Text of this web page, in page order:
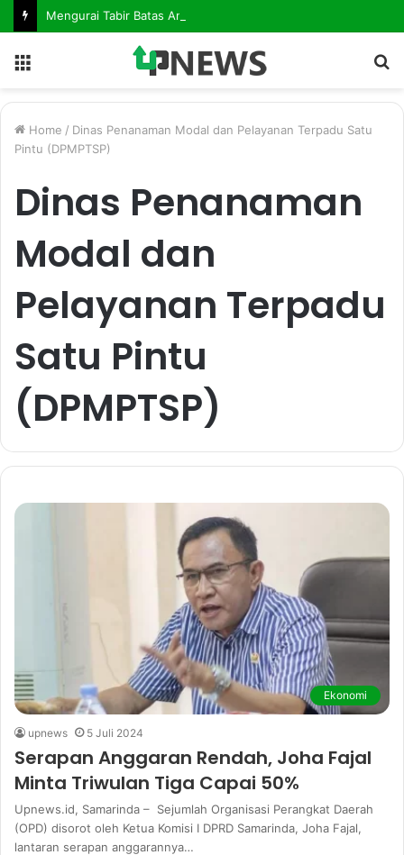
Home / Dinas Penanaman Modal dan Pelayanan Terpadu Satu
Pintu (DPMPTSP)
Dinas Penanaman
Modal dan
Pelayanan Terpadu
Satu Pintu
(DPMPTSP)
Ekonomi
upnews 5 Juli 2024
Serapan Anggaran Rendah, Joha Fajal
Minta Triwulan Tiga Capai 50%
Upnews.id, Samarinda – Sejumlah Organisasi Perangkat Daerah
(OPD) disorot oleh Ketua Komisi I DPRD Samarinda, Joha Fajal,
lantaran serapan anggarannya…